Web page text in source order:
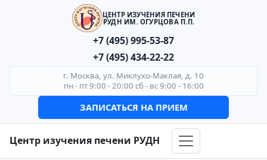
ЦЕНТР ИЗУЧЕНИЯ ПЕЧЕНИ
РУДН ИМ. ОГУРЦОВА П.П.
+7 (495) 995-53-87
+7 (495) 434-22-22
г. Москва, ул. Миклухо-Маклая, д. 10
пн - пт 9:00 - 20:00 сб - вс 9:00 - 16:00
ЗАПИСАТЬСЯ НА ПРИЕМ
Центр изучения печени РУДН